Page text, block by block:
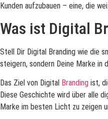
Kunden aufzubauen – eine, die
Was ist Digital
Stell Dir Digital Branding wie die
steigern, sondern Deine Marke in
Das Ziel von Digital Branding ist,
Diese Geschichte wird über alle
Marke im besten Licht zu zeigen